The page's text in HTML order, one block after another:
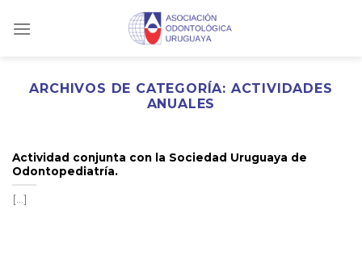
ARCHIVOS DE CATEGORÍA: ACTIVIDADES
ANUALES
Actividad conjunta con la Sociedad Uruguaya de
Odontopediatría.
[...]